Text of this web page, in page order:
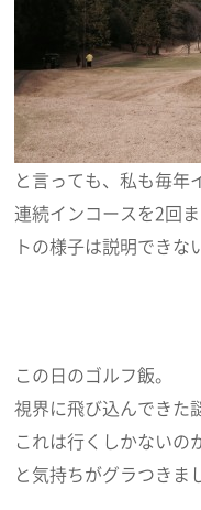
と言っても、私も毎年
連続インコースを2回
トの様子は説明でき
この日のゴルフ飯。
視界に飛び込んできた
これは行くしかないの
と気持ちがグラつきま